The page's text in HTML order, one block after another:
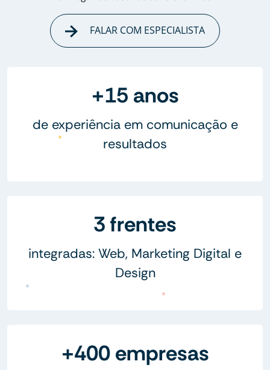
FALAR COM ESPECIALISTA
+15 anos
de experiência em comunicação e
resultados
3 frentes
integradas: Web, Marketing Digital e
Design
+400 empresas